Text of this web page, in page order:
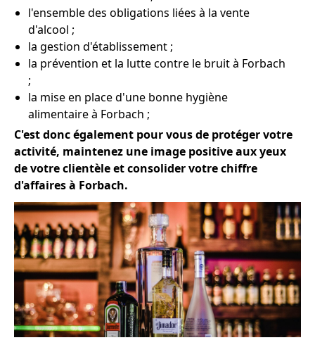
l'ensemble des obligations liées à la vente
d'alcool ;
la gestion d'établissement ;
la prévention et la lutte contre le bruit à Forbach
;
la mise en place d'une bonne hygiène
alimentaire à Forbach ;
C'est donc également pour vous de protéger votre
activité, maintenez une image positive aux yeux
de votre clientèle et consolider votre chiffre
d'affaires à Forbach.